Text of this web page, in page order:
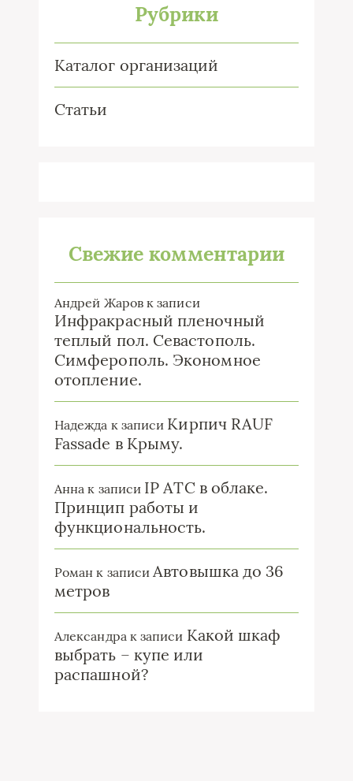
Рубрики
Каталог организаций
Статьи
Свежие комментарии
Андрей Жаровк записи
Инфракрасный пленочный
теплый пол. Севастополь.
Симферополь. Экономное
отопление.
Надежда к записи Кирпич RAUF
Fassade в Крыму.
Анна к записи IP ATC в облаке.
Принцип работы и
функциональность.
Роман к записи Автовышка до 36
метров
Александра к записи Какой шкаф
выбрать – купе или
распашной?